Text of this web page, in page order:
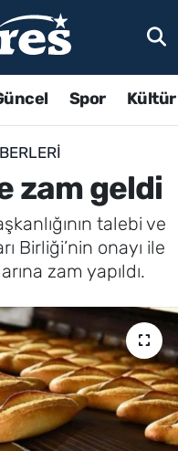
Spor
zam geldi
talebi ve
Birliği’nin onayı ile
zam yapıldı.